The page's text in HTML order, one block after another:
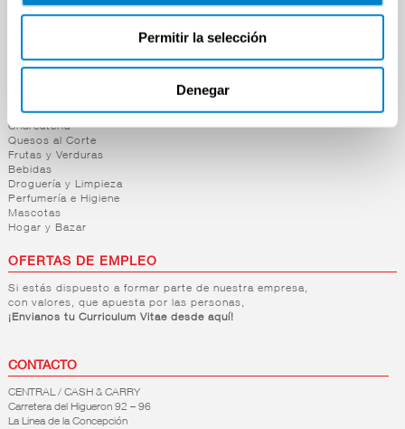
Permitir la selección
Denegar
Desayuno y Merienda
Carnicería
Charcutería
Quesos al Corte
Frutas y Verduras
Bebidas
Droguería y Limpieza
Perfumería e Higiene
Mascotas
Hogar y Bazar
OFERTAS DE EMPLEO
Si estás dispuesto a formar parte de nuestra empresa,
con valores, que apuesta por las personas,
¡Envianos tu Curriculum Vitae desde aquí!
CONTACTO
CENTRAL / CASH & CARRY
Carretera del Higueron 92 – 96
La Linea de la Concepción